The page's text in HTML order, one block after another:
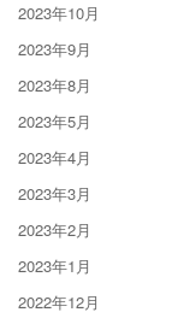
2023年10月
2023年9月
2023年8月
2023年5月
2023年4月
2023年3月
2023年2月
2023年1月
2022年12月